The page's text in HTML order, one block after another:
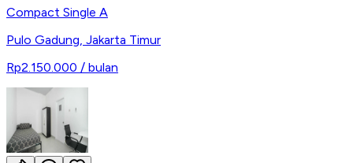
Compact Single A
Pulo Gadung Jakarta Timur
Rp2.150.000 / bulan